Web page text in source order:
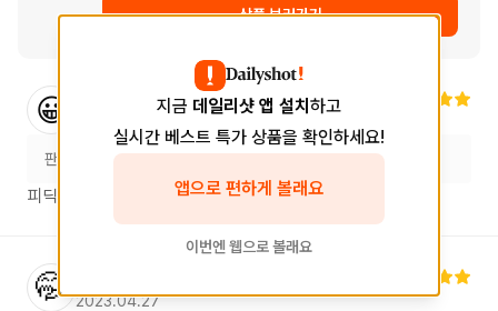
상품 보러가기
😀
판매처 스토어(스타보틀 합정점)
피딕때문에 샀는데.벤리악이 맛도리임 2세트 더사옴
🤭 2023.04.27
지금 데일리샷 앱 설치 하고
실시간 베스트 특가 상품을 확인하세요!
앱으로 편하게 볼래요
이번엔 웹으로 볼래요